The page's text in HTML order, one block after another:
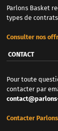
Parlons Basket
types de
Consulter nos
CONTACT
Pour toute
contacter par
Contacter